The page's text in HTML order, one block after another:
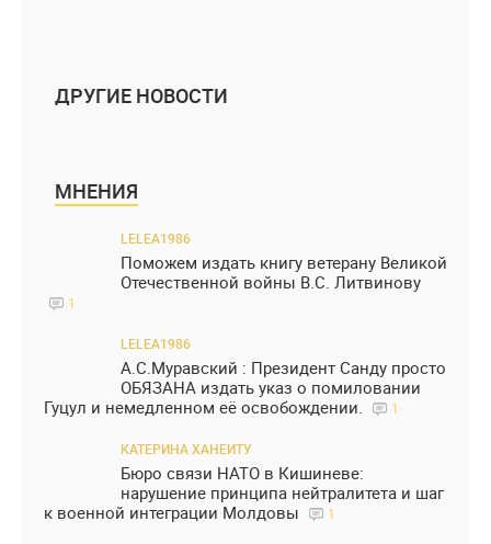
ДРУГИЕ НОВОСТИ
МНЕНИЯ
LELEA1986
Поможем издать книгу ветерану Великой
Отечественной войны В.С. Литвинову
1
LELEA1986
А.С.Муравский : Президент Санду просто
ОБЯЗАНА издать указ о помиловании
Гуцул и немедленном её освобождении.
1
КАТЕРИНА ХАНЕИТУ
Бюро связи НАТО в Кишиневе:
нарушение принципа нейтралитета и шаг
к военной интеграции Молдовы
1